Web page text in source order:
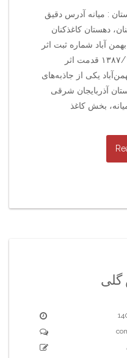
: میانه آدرس دقیق
دهستان کاغذکنان
بهمن آباد شماره ثبت اثر
: 26434 تاریخ ثبت اثر : ۱۳۸۷/۱۲/۲۷ قدمت اثر
یکی از جاذبه‌های
آذربایجان شرقی
بخش کاغذ
گلی